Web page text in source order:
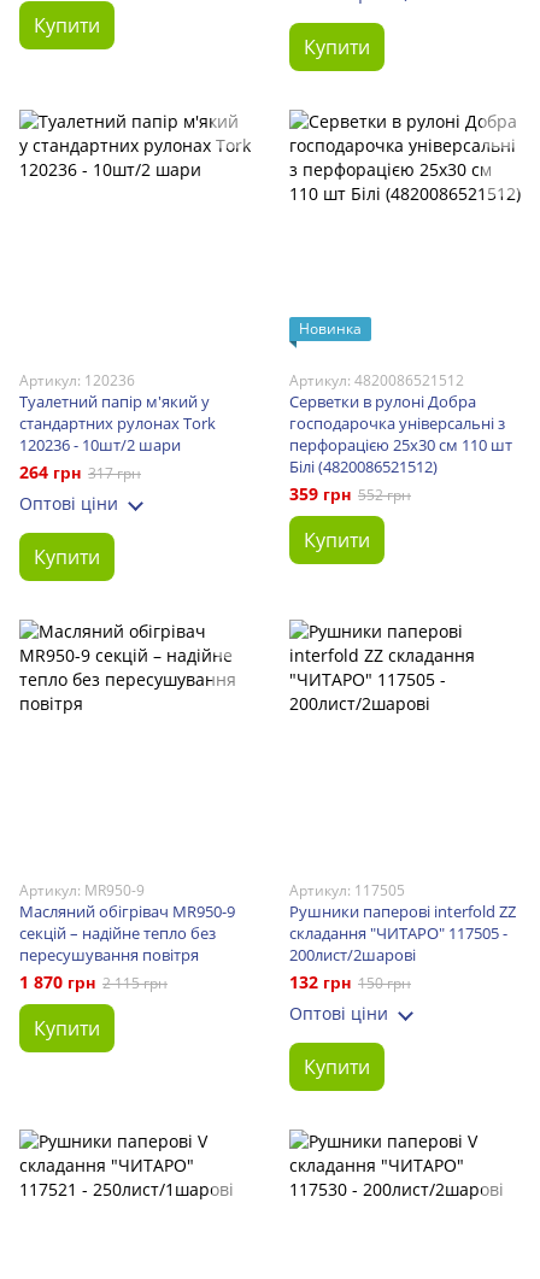
Купити
Купити
Артикул: 120236
Туалетний папір м'який у
стандартних рулонах Tork
120236 - 10шт/2 шари
264 грн 317 грн
Оптові ціни
Купити
Новинка
Артикул: 4820086521512
Серветки в рулоні Добра
господарочка універсальні з
перфорацією 25х30 см 110 шт
Білі (4820086521512)
359 грн 552 грн
Купити
Артикул: MR950-9
Масляний обігрівач MR950-9
секцій – надійне тепло без
пересушування повітря
1 870 грн 2 115 грн
Купити
Артикул: 117505
Рушники паперові interfold ZZ
складання "ЧИТАРО" 117505 -
200лист/2шарові
132 грн 150 грн
Оптові ціни
Купити